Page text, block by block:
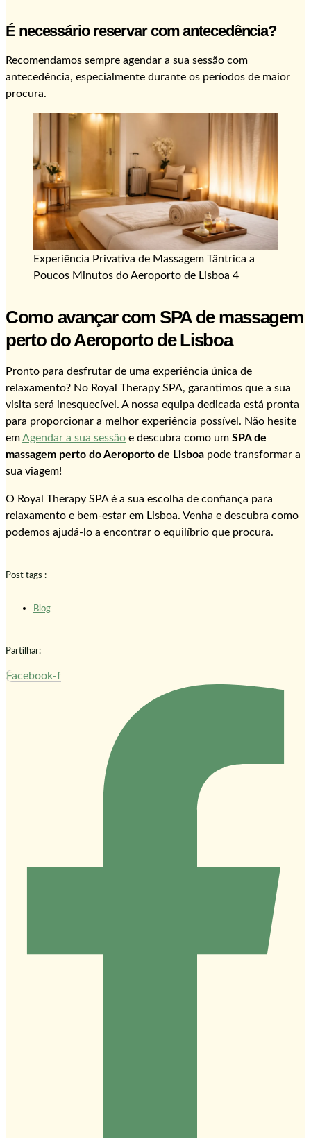
É necessário reservar com antecedência?
Recomendamos sempre agendar a sua sessão com
antecedência, especialmente durante os períodos de maior
procura.
Experiência Privativa de Massagem Tântrica a
Poucos Minutos do Aeroporto de Lisboa 4
Como avançar com SPA de massagem
perto do Aeroporto de Lisboa
Pronto para desfrutar de uma experiência única de
relaxamento? No Royal Therapy SPA, garantimos que a sua
visita será inesquecível. A nossa equipa dedicada está pronta
para proporcionar a melhor experiência possível. Não hesite
emAgendar a sua sessão e descubra como um SPA de
massagem perto do Aeroporto de Lisboa pode transformar a
sua viagem!
O Royal Therapy SPA é a sua escolha de confiança para
relaxamento e bem-estar em Lisboa. Venha e descubra como
podemos ajudá-lo a encontrar o equilíbrio que procura.
Post tags :
Blog
Partilhar:
Facebook-f